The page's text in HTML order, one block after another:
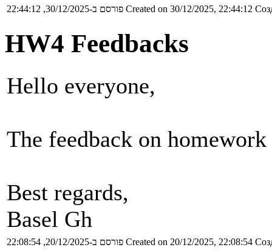
פורסם ב-30/12/2025, 22:44:12 Created on 30/12/2025, 22:44:12
HW4 Feedbacks
Hello everyone,
The feedback on
Best regards,
Basel Gh
פורסם ב-20/12/2025, 22:08:54 Created on 20/12/2025, 22:08:54